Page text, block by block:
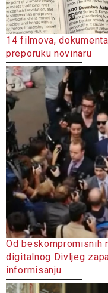
14 filmova,
preporuku novinaru
Od beskompromisnih
digitalnog Divljeg
informisanju